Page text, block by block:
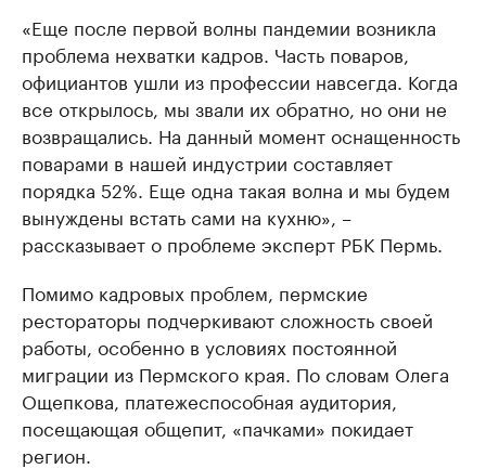
«Еще после первой волны пандемии возникла
проблема нехватки кадров. Часть поваров,
официантов ушли из профессии навсегда. Когда
все открылось, мы звали их обратно, но они не
возвращались. На данный момент оснащенность
поварами в нашей индустрии составляет
порядка 52%. Еще одна такая волна и мы будем
вынуждены встать сами на кухню», –
рассказывает о проблеме эксперт РБК Пермь.
Помимо кадровых проблем, пермские
рестораторы подчеркивают сложность своей
работы, особенно в условиях постоянной
миграции из Пермского края. По словам Олега
Ощепкова, платежеспособная аудитория,
посещающая общепит, «пачками» покидает
регион.